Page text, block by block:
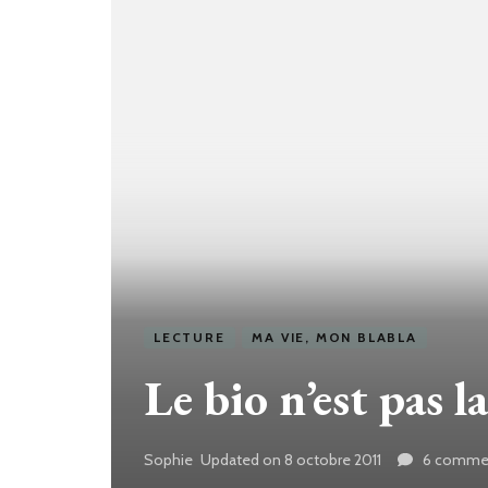
LECTURE MA VIE, MON BLABLA
Le bio n’est pas
Sophie Updated on 8 octobre 2011 6